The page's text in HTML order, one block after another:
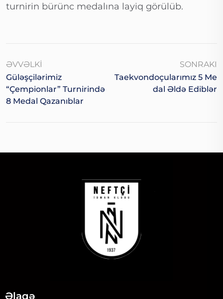
turnirin bürünc medalına layiq görülüb.
ƏVVƏLKI
Güləşçilərimiz
“Çempionlar” Turnirində
8 Medal Qazanıblar
SONRAKI
Taekvondoçularımız 5 Me
Dal Əldə Ediblər
Əlaqə